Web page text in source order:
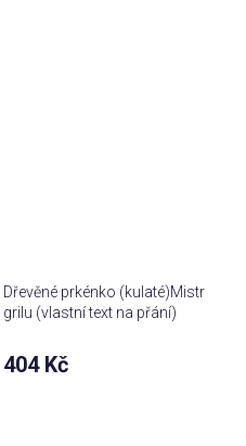
Dřevěné prkénko (kulaté)Mistr
grilu (vlastní text na přání)
404 Kč